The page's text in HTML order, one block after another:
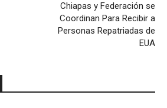
Chiapas y Federación se
Coordinan Para Recibir a
Personas Repatriadas de
EUA